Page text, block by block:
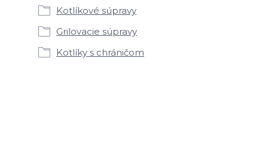
Kotlíkové súpravy
Grilovacie súpravy
Kotlíky s chráničom